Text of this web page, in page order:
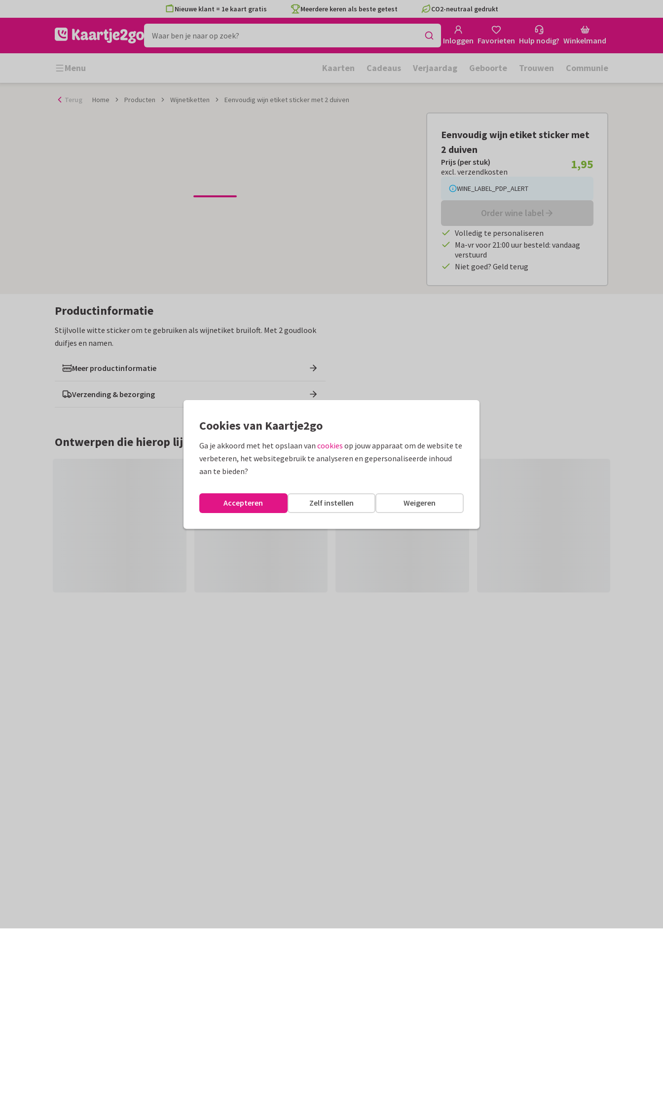
naar
Nieuwe klant = 1e kaart gratis Meerdere keren als beste getest CO2-neutraal gedrukt
Inloggen Favorieten Hulp nodig? Winkelmand
Menu Kaarten Cadeaus Verjaardag Geboorte Trouwen Communie
Terug Home Producten Wijnetiketten Eenvoudig wijn etiket sticker met 2 duiven
Eenvoudig wijn etiket sticker met
2 duiven
Prijs (per stuk): excl. verzendkosten
Prijs (per stuk)
excl. verzendkosten
1,95
WINE_LABEL_PDP_ALERT
Order wine label
Volledig te personaliseren
Ma-vr voor 21:00 uur besteld: vandaag
verstuurd
Niet goed? Geld terug
Productinformatie
Stijlvolle witte sticker om te gebruiken als wijnetiket bruiloft. Met 2 goudlook
duifjes en namen.
Meer productinformatie
Verzending & bezorging
Ontwerpen die hierop lijken
Cookies van Kaartje2go
Ga je akkoord met het opslaan van cookies op jouw apparaat om de website te
verbeteren, het websitegebruik te analyseren en gepersonaliseerde inhoud
aan te bieden?
Weigeren
Zelf instellen
Accepteren